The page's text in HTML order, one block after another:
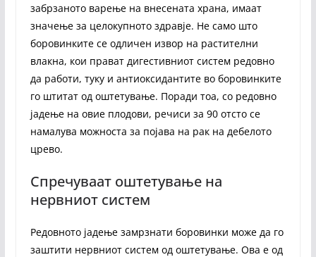
забрзаното варење на внесената храна, имаат
значење за целокупното здравје. Не само што
боровинките се одличен извор на растителни
влакна, кои прават дигестивниот систем редовно
да работи, туку и антиоксидантите во боровинките
го штитат од оштетување. Поради тоа, со редовно
јадење на овие плодови, речиси за 90 отсто се
намалува можноста за појава на рак на дебелото
црево.
Спречуваат оштетување на
нервниот систем
Редовното јадење замрзнати боровинки може да го
заштити нервниот систем од оштетување. Ова е од